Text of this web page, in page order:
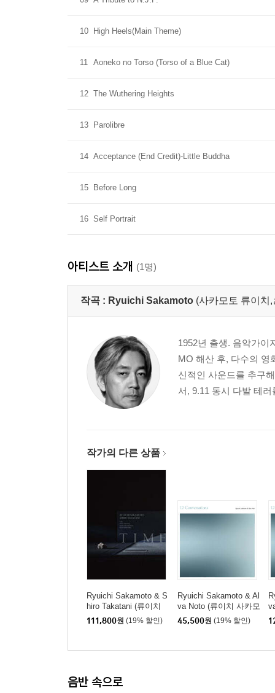
10 High Heels(Main Theme)
11 Aoneko no Torso (Torso of a Blue Cat)
12 The Wuthering Heights
13 Parolibre
14 Acceptance (End Credit)-Little Buddha
15 Before Long
16 Self Portrait
아티스트 소개 (1명)
작곡 : Ryuichi Sakamoto (사카모토 류이치
1952년 출생. 음악가이
MO 해산 후, 다수의 영
신적인 사운드를 추구
서, 9.11 동시 다발 테
작가의 다른 상품
Ryuichi Sakamoto & S
hiro Takatani (류이치
사카모토 & 타카타니
시로) - TIME
111,800원 (19% 할인)
Ryuichi Sakamoto & Al
va Noto (류이치 사카모
토 & 알바 노토) - 12 C
onversations
45,500원 (19% 할인)
음반 속으로